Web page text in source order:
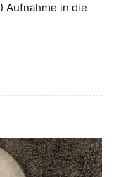
Aufnahme in die